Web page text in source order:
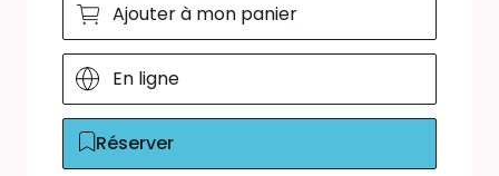
Ajouter à mon panier
En ligne
Réserver